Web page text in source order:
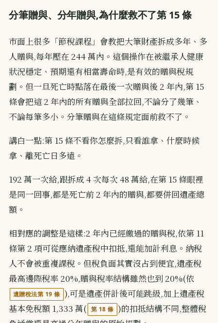
分筆贈與、分年贈與,為什麼救不了第 15 條
市面上很多「節稅課程」會教把大筆財產拆成多年、多
人贈與,每年壓在 244 萬內。這個操作在被繼承人健康
狀況穩定、預期還有相當壽命時,是有效的贈與稅規
劃。但一旦死亡時點落在最後一次贈與後 2 年內,第 15
條會把這 2 年內的所有贈與全部拉回,不論分了幾筆、
不論每筆多小。分筆贈與在這條規定面前救不了。
講白一點:第 15 條不看你怎麼拆,只看誰拿、什麼時候
拿、離死亡日多遠。
192 萬一次給,跟拆成 4 次每次 48 萬給,在第 15 條眼裡
是同一回事,都是死亡前 2 年內的贈與,都要併回遺產總
額。
相對應的調整是這樣:2 年內已經繳過的贈與稅,依第 11
條第 2 項可從應納遺產稅中扣抵,還能加計利息。納稅
人不會被重複課稅。但稅負面其實沒占到便宜,遺產稅
最高邊際稅率 20%,贈與稅率結構雖然也到 20%(依
遺贈稅法第 19 條 ),可是遺產併計後可能跳級,加上遺產稅
基本免稅額 1,333 萬( 第 18 條 )的扣抵結構不同,整體稅